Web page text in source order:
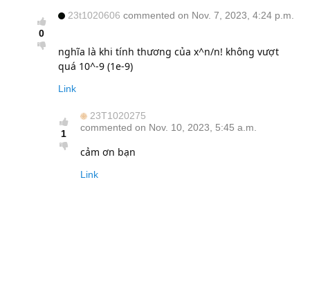
0
23t1020606 commented on Nov. 7, 2023, 4:24 p.m.
nghĩa là khi tính thương của x^n/n! không vượt
quá 10^-9 (1e-9)
Link
1
23T1020275
commented on Nov. 10, 2023, 5:45 a.m.
cảm ơn bạn
Link